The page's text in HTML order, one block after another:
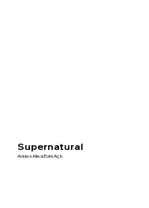
Supernatural
Ackles Ailesi Evini Açtı